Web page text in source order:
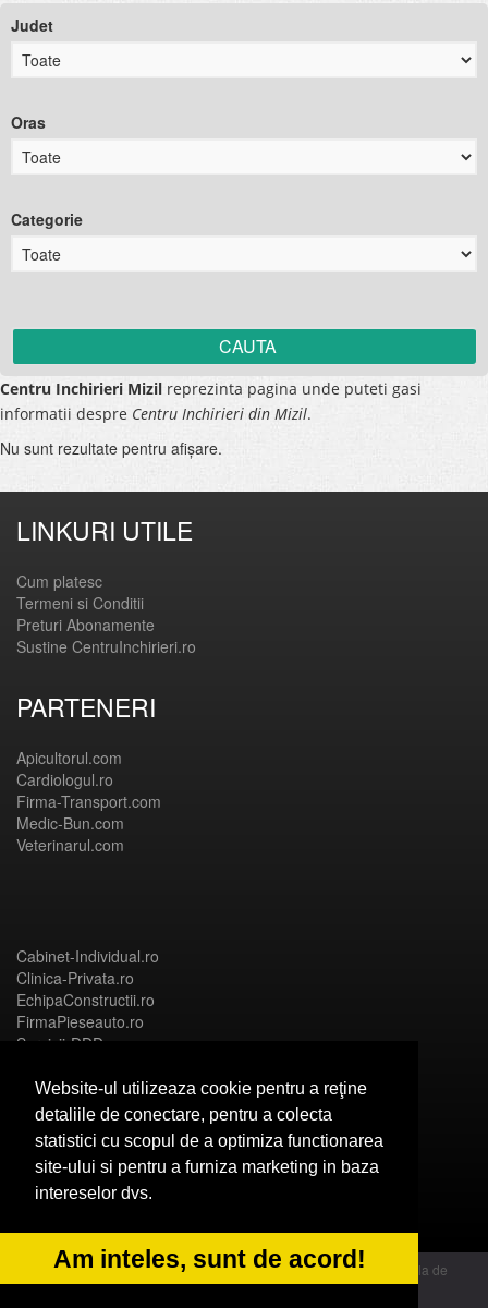
Website-ul utilizeaza cookie pentru a reţine
detaliile de conectare, pentru a colecta
statistici cu scopul de a optimiza functionarea
site-ului si pentru a furniza marketing in baza
intereselor dvs.
Am inteles, sunt de acord!
Judet
Oras
Categorie
Centru Inchirieri Mizil reprezinta pagina unde puteti gasi
informatii despre Centru Inchirieri din Mizil.
Nu sunt rezultate pentru afişare.
LINKURI UTILE
Cum platesc
Termeni si Conditii
Preturi Abonamente
Sustine CentruInchirieri.ro
PARTENERI
Apicultorul.com
Cardiologul.ro
Firma-Transport.com
Medic-Bun.com
Veterinarul.com
Cabinet-Individual.ro
Clinica-Privata.ro
EchipaConstructii.ro
FirmaPieseauto.ro
Servicii-DDD.com
Birouri-Cadastru.ro
CramaVinuri.ro
FirmaTractariAuto.ro
© 2014 Powered by OdinMedia | este inscrisa la Autoritatea Nationala de